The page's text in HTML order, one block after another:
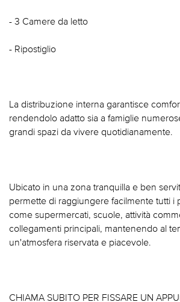
- 3 Camere da letto
- Ripostiglio
La distribuzione interna garantisce
rendendolo adatto sia a famiglie
grandi spazi da vivere quotidianamente.
Ubicato in una zona tranquilla e ben
permette di raggiungere facilmente tutti i
come supermercati, scuole, attività
collegamenti principali, mantenendo al
un'atmosfera riservata e piacevole.
CHIAMA SUBITO PER FISSARE UN